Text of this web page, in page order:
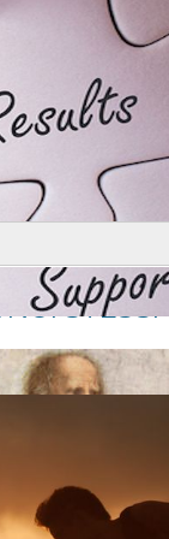
2018-2019
settori
2019
STESSI